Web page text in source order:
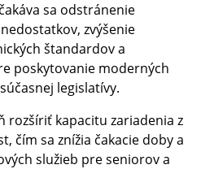
sa odstránenie
zvýšenie
štandardov a
poskytovanie moderných
legislatívy.
rozšíriť kapacitu zariadenia z
čím sa znížia čakacie doby a
služieb pre seniorov a